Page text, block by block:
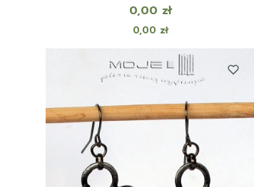
Cena
0,00 zł
Cena
0,00 zł